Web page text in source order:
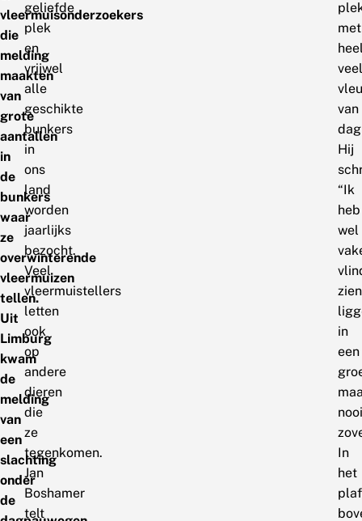
vleermuisonderzoekers
die
melding
maakten
van
grote
aantallen
in
de
bunkers
waar
ze
overwinterende
vleermuizen
tellen.
Uit
Limburg
kwam
de
melding
van
een
slachting
onder
de
geliefde
plek
en
vrijwel
alle
geschikte
bunkers
in
ons
land
worden
jaarlijks
bezocht.
Veel
vleermuistellers
letten
ook
op
andere
dieren
die
ze
tegenkomen.
Jan
Boshamer
telt
met
veel
van
Hij
“Ik
heb
wel
zien
in
een
In
het